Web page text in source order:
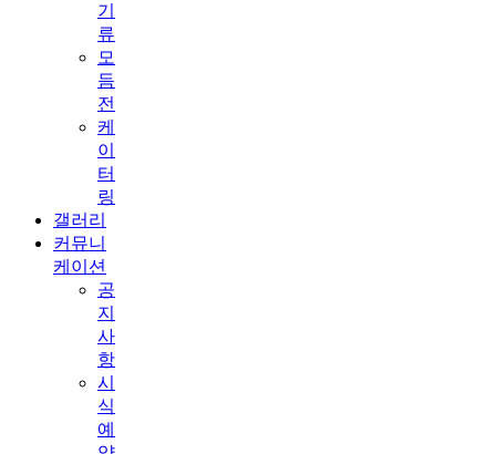
기
류
모
듬
전
케
이
터
링
갤러리
커뮤니
케이션
공
지
사
항
시
식
예